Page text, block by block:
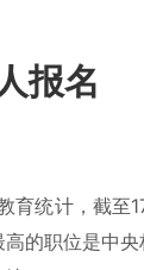
报名
育统计，截至
的职位是中